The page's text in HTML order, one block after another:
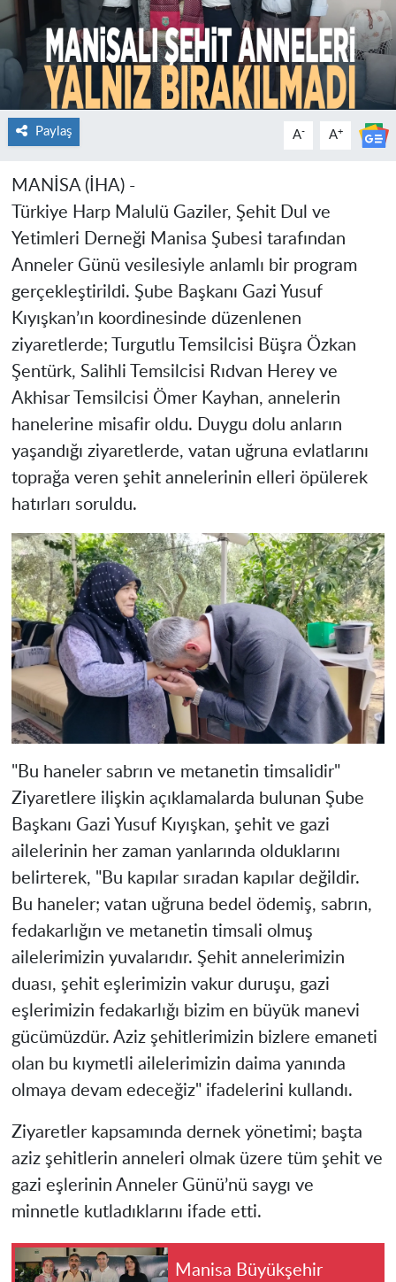
Paylaş A- A+
MANİSA (İHA) -
Türkiye Harp Malulü Gaziler, Şehit Dul ve
Yetimleri Derneği Manisa Şubesi tarafından
Anneler Günü vesilesiyle anlamlı bir program
gerçekleştirildi. Şube Başkanı Gazi Yusuf
Kıyışkan’ın koordinesinde düzenlenen
ziyaretlerde; Turgutlu Temsilcisi Büşra Özkan
Şentürk, Salihli Temsilcisi Rıdvan Herey ve
Akhisar Temsilcisi Ömer Kayhan, annelerin
hanelerine misafir oldu. Duygu dolu anların
yaşandığı ziyaretlerde, vatan uğruna evlatlarını
toprağa veren şehit annelerinin elleri öpülerek
hatırları soruldu.
"Bu haneler sabrın ve metanetin timsalidir"
Ziyaretlere ilişkin açıklamalarda bulunan Şube
Başkanı Gazi Yusuf Kıyışkan, şehit ve gazi
ailelerinin her zaman yanlarında olduklarını
belirterek, "Bu kapılar sıradan kapılar değildir.
Bu haneler; vatan uğruna bedel ödemiş, sabrın,
fedakarlığın ve metanetin timsali olmuş
ailelerimizin yuvalarıdır. Şehit annelerimizin
duası, şehit eşlerimizin vakur duruşu, gazi
eşlerimizin fedakarlığı bizim en büyük manevi
gücümüzdür. Aziz şehitlerimizin bizlere emaneti
olan bu kıymetli ailelerimizin daima yanında
olmaya devam edeceğiz" ifadelerini kullandı.
Ziyaretler kapsamında dernek yönetimi; başta
aziz şehitlerin anneleri olmak üzere tüm şehit ve
gazi eşlerinin Anneler Günü’nü saygı ve
minnetle kutladıklarını ifade etti.
Manisa Büyükşehir